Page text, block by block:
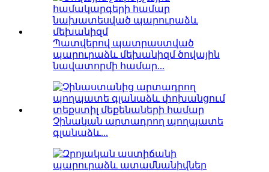
Պատվերով պատրաստված
պարուրաձև մեխանիզմ ծովային
նավատորմի համար...
Չինական արտադրող պողպատե
գլանաձև...